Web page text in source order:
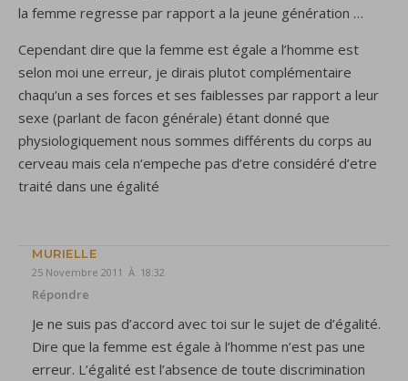
la femme regresse par rapport a la jeune génération …
Cependant dire que la femme est égale a l’homme est
selon moi une erreur, je dirais plutot complémentaire
chaqu’un a ses forces et ses faiblesses par rapport a leur
sexe (parlant de facon générale) étant donné que
physiologiquement nous sommes différents du corps au
cerveau mais cela n’empeche pas d’etre considéré d’etre
traité dans une égalité
MURIELLE
25 Novembre 2011 À 18:32
Répondre
Je ne suis pas d’accord avec toi sur le sujet de d’égalité.
Dire que la femme est égale à l’homme n’est pas une
erreur. L’égalité est l’absence de toute discrimination